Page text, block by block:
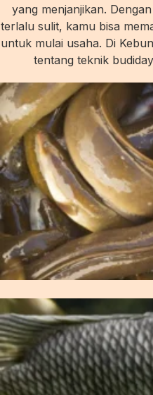
yang menjanjikan.
terlalu sulit, kamu bisa
untuk mulai usaha. Di
tentang teknik